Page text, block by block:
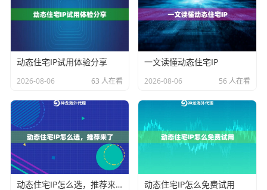
制。
简而言之，优化选型的核心在于：深度分析自身业务的
访问频率、目标网站风控强度、对IP地域和纯净度的要
合规访问优化：模拟真人行为是降低受限率的
关键
即便选对了代理IP，如果使用方式不当，依然会触发目
动态住宅IP试用体验分享
2026-08-06 63 人在看
一文读懂动态住宅IP
2026-08-06 56 人在看
动态住宅IP怎么选，推荐来了 动态住宅IP怎么免费试用